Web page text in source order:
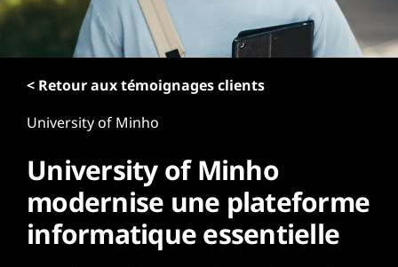
i
< Retour aux témoignages clients
University of Minho
University of Minho
modernise une plateforme
informatique essentielle